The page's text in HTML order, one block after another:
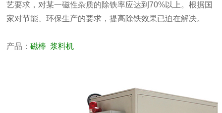
艺要求，对某一磁性杂质的除铁率应达到70%以上。根据国
家对节能、环保生产的要求，提高除铁效果已迫在解决。
产品：磁棒 浆料机